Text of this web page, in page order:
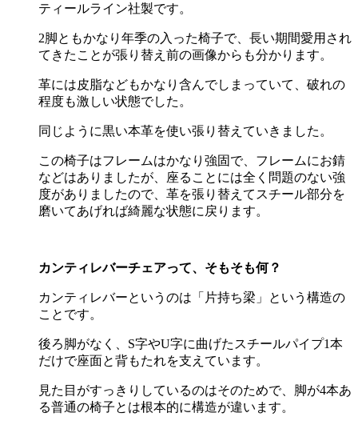
ティールライン社製です。
2脚ともかなり年季の入った椅子で、長い期間愛用され
てきたことが張り替え前の画像からも分かります。
革には皮脂などもかなり含んでしまっていて、破れの
程度も激しい状態でした。
同じように黒い本革を使い張り替えていきました。
この椅子はフレームはかなり強固で、フレームにお錆
などはありましたが、座ることには全く問題のない強
度がありましたので、革を張り替えてスチール部分を
磨いてあげれば綺麗な状態に戻ります。
カンティレバーチェアって、そもそも何？
カンティレバーというのは「片持ち梁」という構造の
ことです。
後ろ脚がなく、 S字やU字に曲げたスチールパイプ1本
だけで座面と背もたれを支えています。
見た目がすっきりしているのはそのためで、脚が4本あ
る普通の椅子とは根本的に構造が違います。